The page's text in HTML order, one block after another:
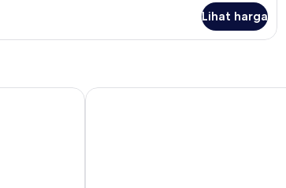
Lihat harga
Malaga CentreSercotel Rosaleda Málaga